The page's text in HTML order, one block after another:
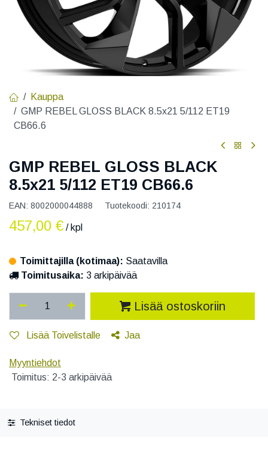
Kauppa
GMP REBEL GLOSS BLACK 8.5x21 5/112 ET19
CB66.6
GMP REBEL GLOSS BLACK
8.5x21 5/112 ET19 CB66.6
EAN: 8002000044888 Tuotekoodi: 210174
457,00 € / kpl
Toimittajilla (kotimaa): Saatavilla
Toimitusaika: 3 arkipäivää
Lisää ostoskoriin
Lisää Toivelistalle Jaa
Myyntiehdot
Toimitus: 2-3 arkipäivää
Tekniset tiedot